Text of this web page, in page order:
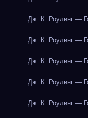
Дж. К. Роулинг —
Дж. К. Роулинг —
Дж. К. Роулинг —
Дж. К. Роулинг —
Дж. К. Роулинг —